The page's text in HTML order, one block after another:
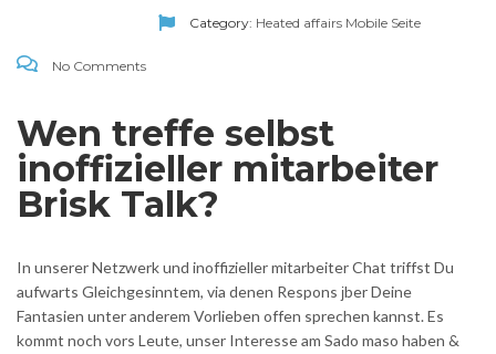
Category: Heated affairs Mobile Seite
No Comments
Wen treffe selbst
inoffizieller mitarbeiter
Brisk Talk?
In unserer Netzwerk und inoffizieller mitarbeiter Chat triffst Du
aufwarts Gleichgesinntem, via denen Respons јber Deine
Fantasien unter anderem Vorlieben offen sprechen kannst. Es
kommt noch vors Leute, unser Interesse am Sado maso haben &